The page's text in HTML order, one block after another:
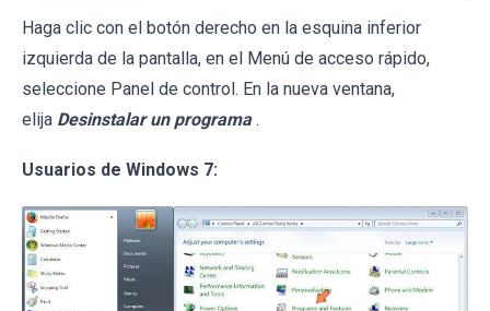
Haga clic con el botón derecho en la esquina inferior
izquierda de la pantalla, en el Menú de acceso rápido,
seleccione Panel de control. En la nueva ventana,
elija Desinstalar un programa .
Usuarios de Windows 7: